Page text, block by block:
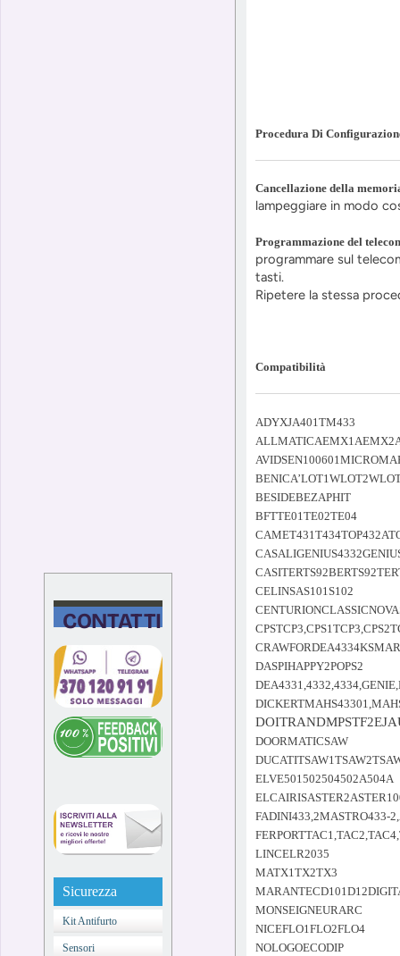
CONTATTI
Sicurezza
Kit Antifurto
Sensori
Procedura Di
Cancellazione della
lampeggiare in modo
Programmazione del
programmare sul
tasti.
Ripetere la stessa
Compatibilità
ADYXJA401TM433
BESIDEBEZAPHIT
BFTTE01TE02TE04
CELINSAS101S102
DASPIHAPPY2POPS2
DOORMATICSAW
ELVE501502504502A504A
FADINI433,2MASTRO433-
LINCELR2035
MATX1TX2TX3
MONSEIGNEURARC
NICEFLO1FLO2FLO4
NOLOGOECODIP